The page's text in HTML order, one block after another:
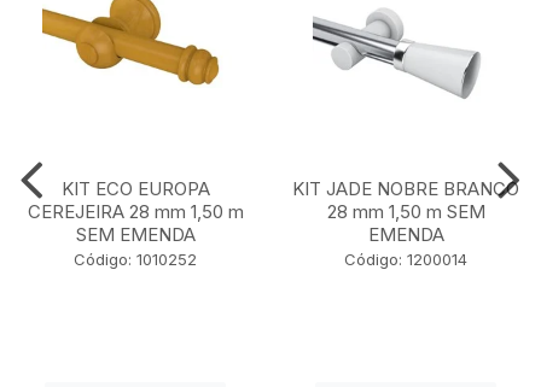
KIT ECO EUROPA
CEREJEIRA 28 mm 1,50 m
SEM EMENDA
Código: 1010252
KIT JADE NOBRE BRANCO
28 mm 1,50 m SEM
EMENDA
Código: 1200014